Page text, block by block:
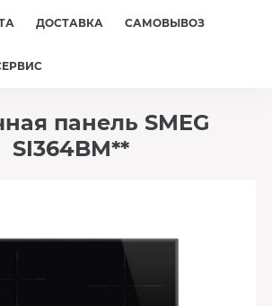
ДОСТАВКА САМОВЫВОЗ
панель SMEG
SI364BM**